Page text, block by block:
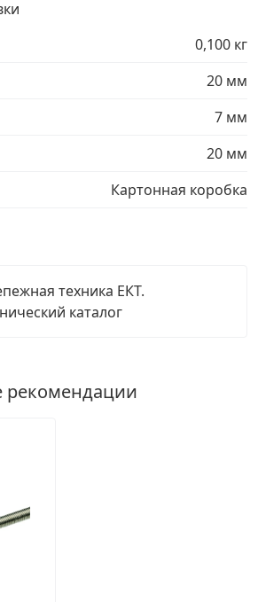
крепеж ›
0,100 кг
20 мм
7 мм
20 мм
Картонная коробка
техника ЕКТ.
каталог
рекомендации